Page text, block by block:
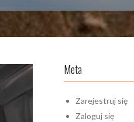
Meta
Zarejestruj się
Zaloguj się